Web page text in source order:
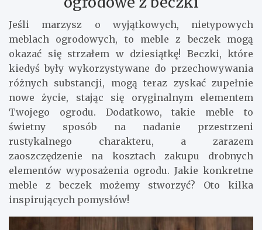
Jeśli marzysz o wyjątkowych, nietypowych
meblach ogrodowych, to meble z beczek mogą
okazać się strzałem w dziesiątkę! Beczki, które
kiedyś były wykorzystywane do przechowywania
różnych substancji, mogą teraz zyskać zupełnie
nowe życie, stając się oryginalnym elementem
Twojego ogrodu. Dodatkowo, takie meble to
świetny sposób na nadanie przestrzeni
rustykalnego charakteru, a zarazem
zaoszczędzenie na kosztach zakupu drobnych
elementów wyposażenia ogrodu. Jakie konkretne
meble z beczek możemy stworzyć? Oto kilka
inspirujących pomysłów!